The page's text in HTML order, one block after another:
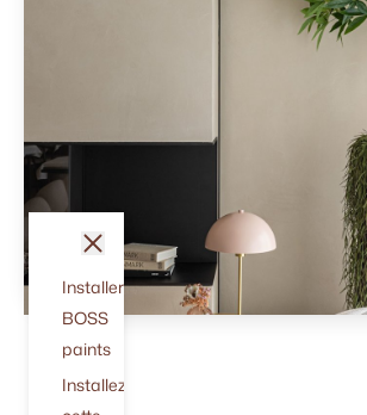
Installer
BOSS
paints
Installez
fermer